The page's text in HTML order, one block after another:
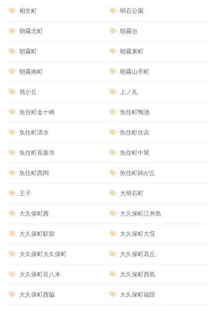
相生町 明石公園
朝霧北町 朝霧台
朝霧町 朝霧東町
朝霧南町 朝霧山手町
旭が丘 上ノ丸
魚住町金ケ崎 魚住町鴨池
魚住町清水 魚住町住吉
魚住町長坂寺 魚住町中尾
魚住町西岡 魚住町錦が丘
王子 大明石町
大久保町茜 大久保町江井島
大久保町駅前 大久保町大窪
大久保町大久保町 大久保町高丘
大久保町谷八木 大久保町西島
大久保町西脇 大久保町福田